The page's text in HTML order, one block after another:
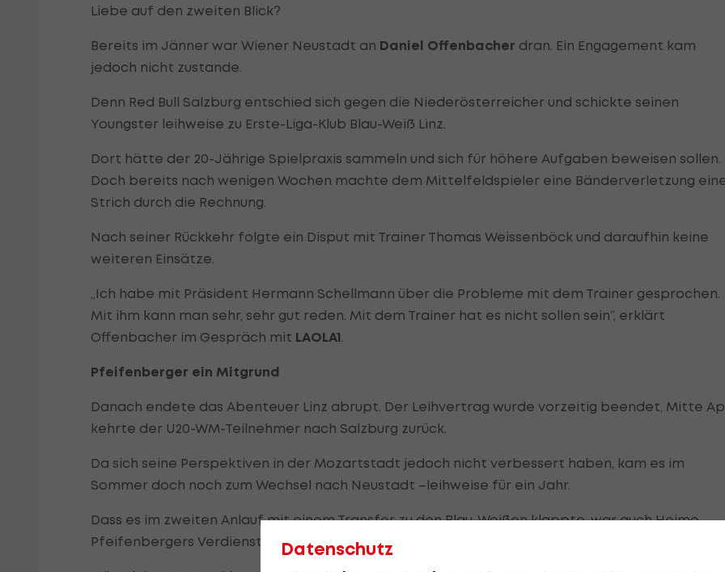
Liebe auf den zweiten Blick?
Bereits im Jänner war Wiener Neustadt an Daniel Offenbacher dran. Ein Engagement kam
jedoch nicht zustande.
Denn Red Bull Salzburg entschied sich gegen die Niederösterreicher und schickte seinen
Youngster leihweise zu Erste-Liga-Klub Blau-Weiß Linz.
Dort hätte der 20-Jährige Spielpraxis sammeln und sich für höhere Aufgaben beweisen sollen.
Doch bereits nach wenigen Wochen machte dem Mittelfeldspieler eine Bänderverletzung
Strich durch die Rechnung.
Nach seiner Rückkehr folgte ein Disput mit Trainer Thomas Weissenböck und daraufhin keine
weiteren Einsätze.
„Ich habe mit Präsident Hermann Schellmann über die Probleme mit dem Trainer gesprochen.
Mit ihm kann man sehr, sehr gut reden. Mit dem Trainer hat es nicht sollen sein“, erklärt
Offenbacher im Gespräch mit LAOLA1.
Pfeifenberger ein Mitgrund
Danach endete das Abenteuer Linz abrupt. Der Leihvertrag wurde vorzeitig beendet, Mitte
kehrte der U20-WM-Teilnehmer nach Salzburg zurück.
Da sich seine Perspektiven in der Mozartstadt jedoch nicht verbessert haben, kam es im
Sommer doch noch zum Wechsel nach Neustadt –leihweise für ein Jahr.
Dass es im zweiten Anlauf mit einem Transfer zu den Blau-Weißen klappte, war auch Heimo
Pfeifenbergers Verdienst.
Datenschutz